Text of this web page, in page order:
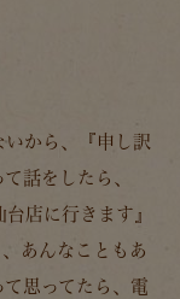
いから、『申し訳
話をしたら、
店に行きます』
あんなこともあ
思ってたら、電